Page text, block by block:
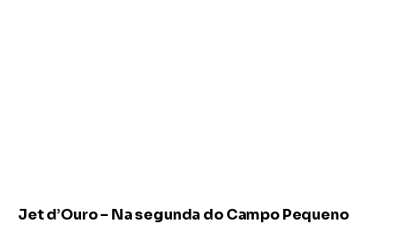
Jet d’Ouro – Na segunda do Campo Pequeno